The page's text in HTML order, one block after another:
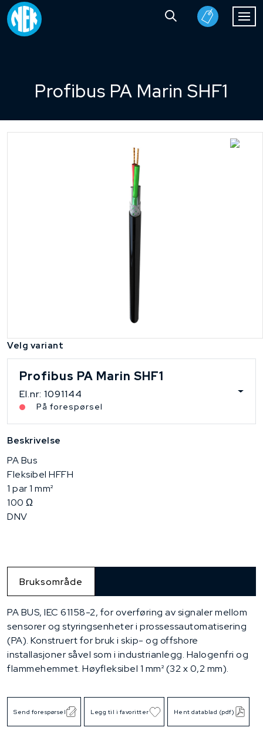
Profibus PA Marin SHF1
Velg variant
Profibus PA Marin SHF1
El.nr: 1091144
På forespørsel
Beskrivelse
PA Bus
Fleksibel HFFH
1 par 1 mm²
100 Ω
DNV
Bruksområde
PA BUS, IEC 61158-2, for overføring av signaler mellom
sensorer og styringsenheter i prossessautomatisering
(PA). Konstruert for bruk i skip- og offshore
installasjoner såvel som i industrianlegg. Halogenfri og
flammehemmet. Høyfleksibel 1 mm² (32 x 0,2 mm).
Send forespørsel Legg til i favoritter Hent datablad (pdf)